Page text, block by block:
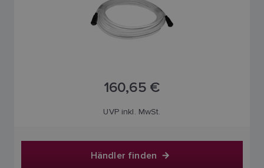
160,65 €
UVP inkl. MwSt.
Händler finden